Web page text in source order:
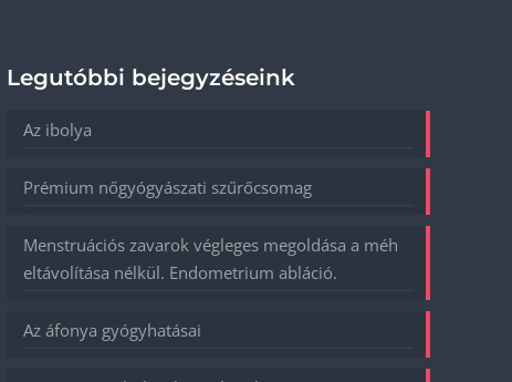
Legutóbbi bejegyzéseink
Az ibolya
Prémium nőgyógyászati szűrőcsomag
Menstruációs zavarok végleges megoldása a méh
eltávolítása nélkül. Endometrium abláció.
Az áfonya gyógyhatásai